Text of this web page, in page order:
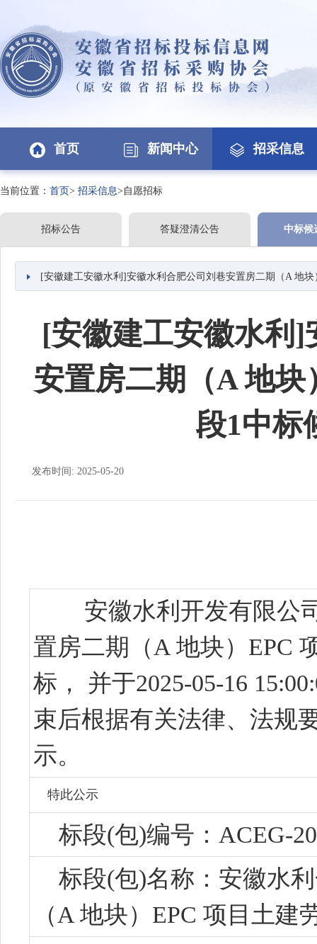
首页 新闻中心 招采信息
当前位置： 首页> 招采信息>自愿招标
招标公告 答疑澄清公告 中标候
[安徽建工安徽水利]安徽水利合肥公司刘巷安置房二期（A 地
[安徽建工安徽水利
安置房二期（A 地
段1中标
发布时间: 2025-05-20
安徽水利开发有限公
置房二期（A 地块）EPC
标， 并于2025-05-16
束后根据有关法律、法规
示。
特此公示
标段(包)编号： ACEG-
标段(包)名称： 安徽水
（A 地块）EPC 项目土建